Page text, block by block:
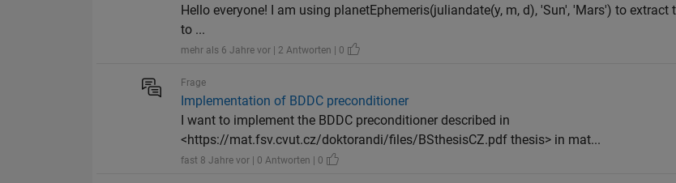
Hello everyone! I am using planetEphemeris(juliandate(y, m, d), 'Sun', 'Mars') to
to ...
mehr als 6 Jahre vor | 2 Antworten | 0
Frage
Implementation of BDDC preconditioner
I want to implement the BDDC preconditioner described in
<https://mat.fsv.cvut.cz/doktorandi/files/BSthesisCZ.pdf thesis> in mat...
fast 8 Jahre vor | 0 Antworten | 0